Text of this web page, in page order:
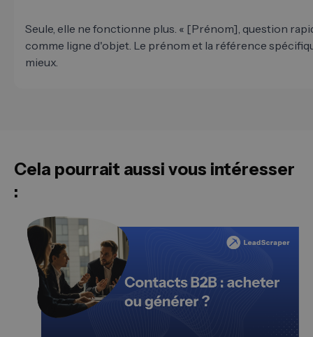
Seule, elle ne fonctionne plus. « [Prénom], question
comme ligne d'objet. Le prénom et la référence
mieux.
Cela pourrait aussi vous intéresser
: